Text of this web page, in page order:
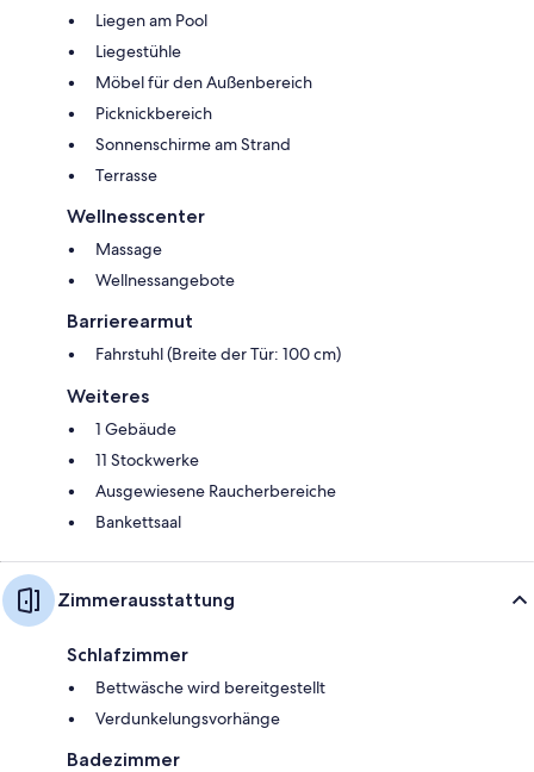
Liegen am Pool
Liegestühle
Möbel für den Außenbereich
Picknickbereich
Sonnenschirme am Strand
Terrasse
Wellnesscenter
Massage
Wellnessangebote
Barrierearmut
Fahrstuhl (Breite der Tür: 100 cm)
Weiteres
1 Gebäude
11 Stockwerke
Ausgewiesene Raucherbereiche
Bankettsaal
Zimmerausstattung
Schlafzimmer
Bettwäsche wird bereitgestellt
Verdunkelungsvorhänge
Badezimmer